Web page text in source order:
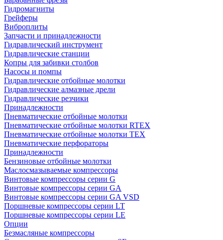
Гидромагниты
Грейферы
Виброплиты
Запчасти и принадлежности
Гидравлический инструмент
Гидравлические станции
Копры для забивки столбов
Насосы и помпы
Гидравлические отбойные молотки
Гидравлические алмазные дрели
Гидравлические резчики
Принадлежности
Пневматические отбойные молотки
Пневматические отбойные молотки RTEX
Пневматические отбойные молотки TEX
Пневматические перфораторы
Принадлежности
Бензиновые отбойные молотки
Маслосмазываемые компрессоры
Винтовые компрессоры серии G
Винтовые компрессоры cерии GA
Винтовые компрессоры cерии GA VSD
Поршневые компрессоры серии LT
Поршневые компрессоры серии LE
Опции
Безмасляные компрессоры